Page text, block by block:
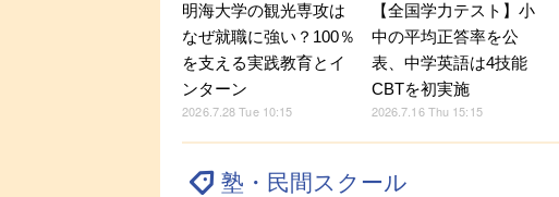
明海大学の観光専攻は
なぜ就職に強い？100％
を支える実践教育とイ
ンターン
2026.7.28 Tue 10:15
【全国学力テスト】小
中の平均正答率を公
表、中学英語は4技能
CBTを初実施
2026.7.16 Thu 15:15
塾・民間スクール